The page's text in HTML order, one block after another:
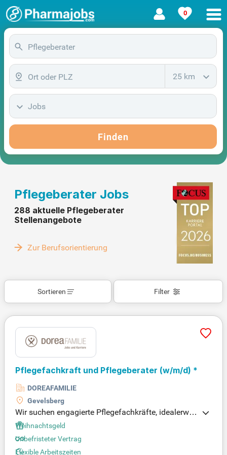
0
25 km
Jobs
Finden
Pflegeberater Jobs
288 aktuelle Pflegeberater
Stellenangebote
Zur Berufsorientierung
Filter
Sortieren
Pflegefachkraft und Pflegeberater (w/m/d) *
DOREAFAMILIE
Gevelsberg
Wir suchen engagierte Pflegefachkräfte, idealerwei
se staatlich anerkannt (Altenpfleger/in, Krankensch
wester/-pfleger). Du bringst Qualifikationen nach §
37 Abs. 3 und § 45 SGB XI sowie Kommunikations
Weihnachtsgeld
Unbefristeter Vertrag
Flexible Arbeitszeiten